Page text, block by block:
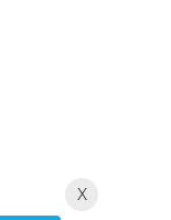
X